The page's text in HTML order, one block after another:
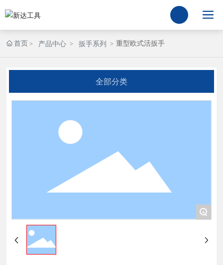
首页 产品中心 扳手系列 重型欧式活扳手
全部分类
+